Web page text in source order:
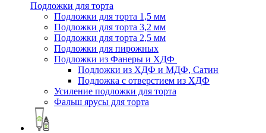
Подложки для торта
Подложки для торта 1,5 мм
Подложки для торта 3,2 мм
Подложки для торта 2,5 мм
Подложки для пирожных
Подложки из Фанеры и ХДФ
Подложки из ХДФ и МДФ, Сатин
Подложка с отверстием из ХДФ
Усиление подложки для торта
Фальш ярусы для торта